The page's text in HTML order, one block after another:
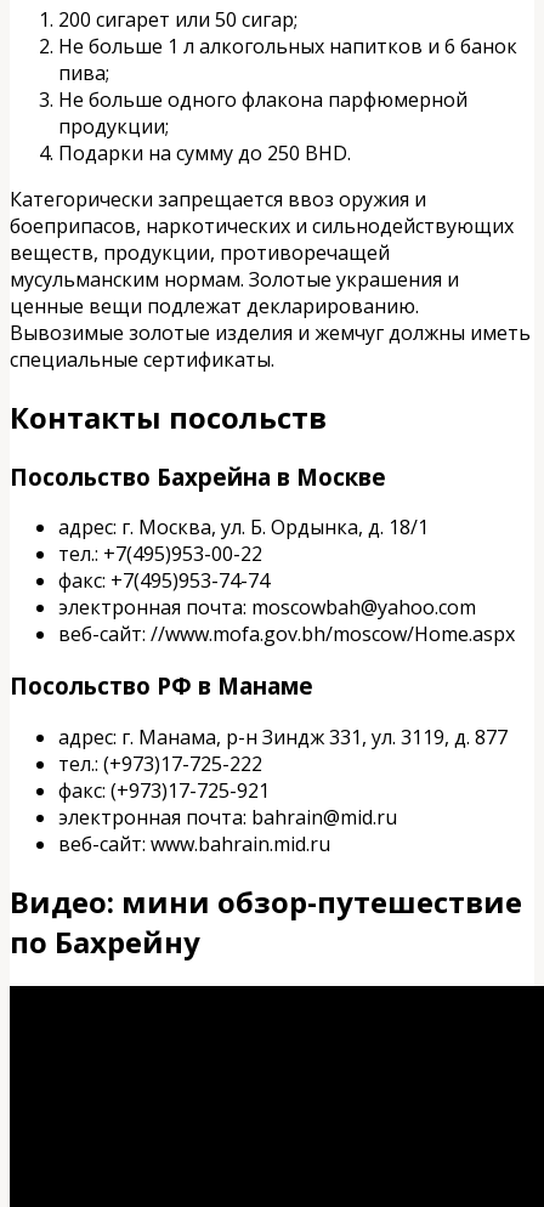
200 сигарет или 50 сигар;
Не больше 1 л алкогольных напитков и 6 банок
пива;
Не больше одного флакона парфюмерной
продукции;
Подарки на сумму до 250 BHD.
Категорически запрещается ввоз оружия и
боеприпасов, наркотических и сильнодействующих
веществ, продукции, противоречащей
мусульманским нормам. Золотые украшения и
ценные вещи подлежат декларированию.
Вывозимые золотые изделия и жемчуг должны иметь
специальные сертификаты.
Контакты посольств
Посольство Бахрейна в Москве
адрес: г. Москва, ул. Б. Ордынка, д. 18/1
тел.: +7(495)953-00-22
факс: +7(495)953-74-74
электронная почта: moscowbah@yahoo.com
веб-сайт: //www.mofa.gov.bh/moscow/Home.aspx
Посольство РФ в Манаме
адрес: г. Манама, р-н Зиндж 331, ул. 3119, д. 877
тел.: (+973)17-725-222
факс: (+973)17-725-921
электронная почта: bahrain@mid.ru
веб-сайт: www.bahrain.mid.ru
Видео: мини обзор-путешествие
по Бахрейну